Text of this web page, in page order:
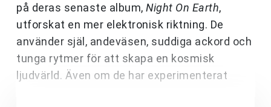
på deras senaste album, Night On Earth,
utforskat en mer elektronisk riktning. De
använder själ, andeväsen, suddiga ackord och
tunga rytmer för att skapa en kosmisk
ljudvärld. Även om de har experimenterat